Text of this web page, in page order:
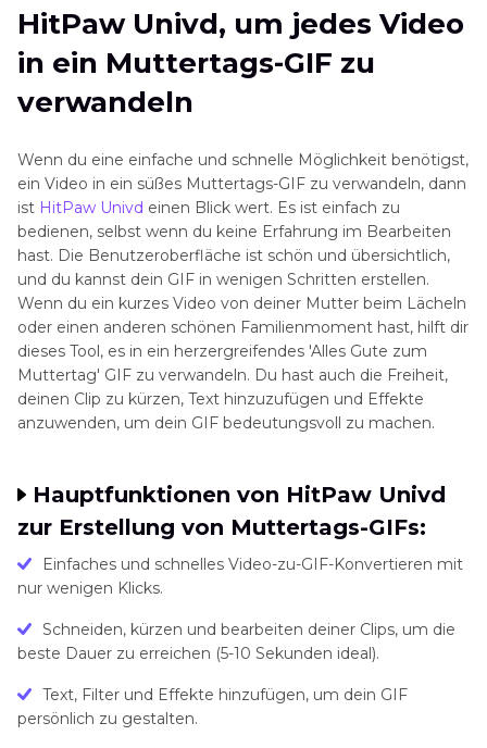
HitPaw Univd, um jedes Video
in ein Muttertags-GIF zu
verwandeln
Wenn du eine einfache und schnelle Möglichkeit benötigst,
ein Video in ein süßes Muttertags-GIF zu verwandeln, dann
ist HitPaw Univd einen Blick wert. Es ist einfach zu
bedienen, selbst wenn du keine Erfahrung im Bearbeiten
hast. Die Benutzeroberfläche ist schön und übersichtlich,
und du kannst dein GIF in wenigen Schritten erstellen.
Wenn du ein kurzes Video von deiner Mutter beim Lächeln
oder einen anderen schönen Familienmoment hast, hilft dir
dieses Tool, es in ein herzergreifendes 'Alles Gute zum
Muttertag' GIF zu verwandeln. Du hast auch die Freiheit,
deinen Clip zu kürzen, Text hinzuzufügen und Effekte
anzuwenden, um dein GIF bedeutungsvoll zu machen.
Hauptfunktionen von HitPaw Univd
zur Erstellung von Muttertags-GIFs:
Einfaches und schnelles Video-zu-GIF-Konvertieren mit
nur wenigen Klicks.
Schneiden, kürzen und bearbeiten deiner Clips, um die
beste Dauer zu erreichen (5-10 Sekunden ideal).
Text, Filter und Effekte hinzufügen, um dein GIF
persönlich zu gestalten.